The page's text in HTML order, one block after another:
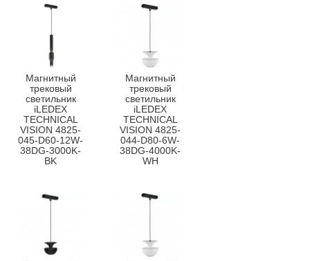
Магнитный
трековый
светильник
iLEDEX
TECHNICAL
VISION 4825-
045-D60-12W-
38DG-3000K-
BK
Магнитный
трековый
светильник
iLEDEX
TECHNICAL
VISION 4825-
044-D80-6W-
38DG-4000K-
WH